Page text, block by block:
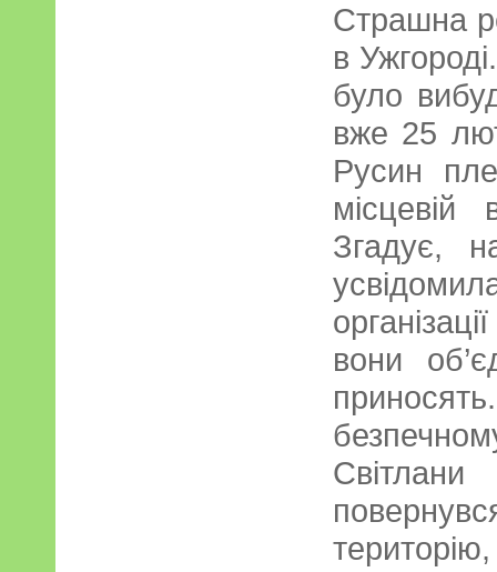
Страшна
в
було
вже 25
Русин
місцевій
Згадує,
вони